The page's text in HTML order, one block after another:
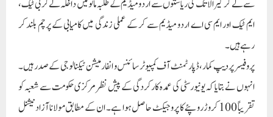
سے لے کر کیرالا تک کی ریاستوں سے اردو میڈیم کے طلبہ مانو میں داخلہ لے کر بی ٹیک،
ایم ٹیک اور ایم سی اے اردو میڈیم سے کر کے عملی زندگی میں کامیابی کے پرچم بلند کر
رہے ہیں۔
پروفیسر پردیپ کمار، ڈپارٹمنٹ آف کمپیوٹر سائنس و انفارمیشن ٹیکنالوجی کے صدر ہیں۔
انہوں نے بتایا کہ یونیورسٹی کی عمدہ کارکردگی کے پیش نظر مرکزی حکومت سے شعبہ کو
تقریباً 100 کروڑ روپئے کا پروجیکٹ حاصل ہوا ہے۔ ان کے مطابق مولانا آزاد نیشنل